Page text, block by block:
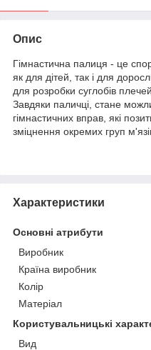
Опис
Гімнастична палиця - це
як для дітей, так і для
для розробки суглобів
Завдяки паличці, стане
гімнастичних вправ, які
зміцнення окремих груп
Характеристики
Основні атрибути
Виробник
Країна виробник
Колір
Матеріал
Користувальницькі
Вид